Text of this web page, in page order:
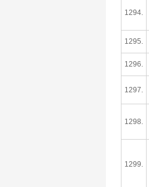
1294.
1295.
1296.
1297.
1298.
1299.